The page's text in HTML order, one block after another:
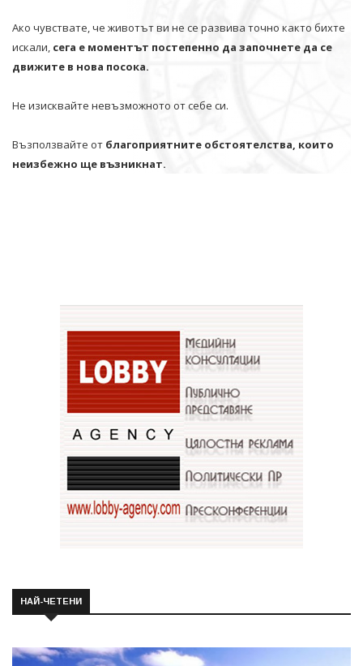
Ако чувствате, че животът ви не се развива точно както бихте
искали, сега е моментът постепенно да започнете да се
движите в нова посока.
Не изисквайте невъзможното от себе си.
Възползвайте от благоприятните обстоятелства, които
неизбежно ще възникнат.
НАЙ-ЧЕТЕНИ